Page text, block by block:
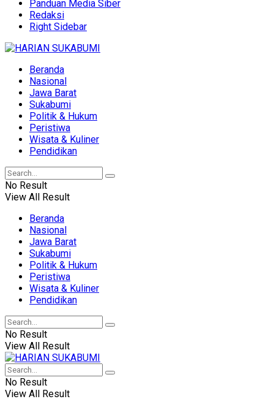
Panduan Media Siber
Redaksi
Right Sidebar
Beranda
Nasional
Jawa Barat
Sukabumi
Politik & Hukum
Peristiwa
Wisata & Kuliner
Pendidikan
No Result
View All Result
Beranda
Nasional
Jawa Barat
Sukabumi
Politik & Hukum
Peristiwa
Wisata & Kuliner
Pendidikan
No Result
View All Result
No Result
View All Result